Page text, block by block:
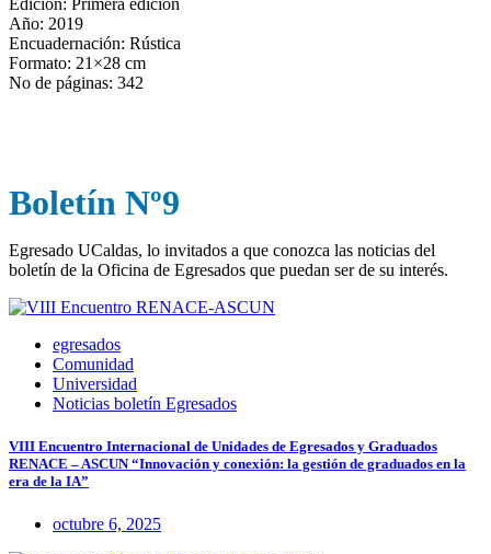
Año: 2019
Encuadernación: Rústica
Formato: 21×28 cm
No de páginas: 342
Boletín Nº9
Egresado UCaldas, lo invitados a que conozca las noticias del
boletín de la Oficina de Egresados que puedan ser de su interés.
egresados
Comunidad
Universidad
Noticias boletín Egresados
VIII Encuentro Internacional de Unidades de Egresados y Graduados
RENACE – ASCUN “Innovación y conexión: la gestión de graduados en la
era de la IA”
octubre 6, 2025